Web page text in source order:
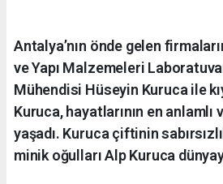
Antalya’nın önde gelen
ve Yapı Malzemeleri
Mühendisi Hüseyin Kuruca ile
Kuruca, hayatlarının en anlamlı
yaşadı. Kuruca çiftinin
minik oğulları Alp Kuruca